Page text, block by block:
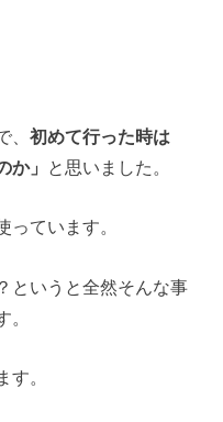
、初めて行った時は
か」 と思いました。
っています。
というと全然そんな事
。
す。